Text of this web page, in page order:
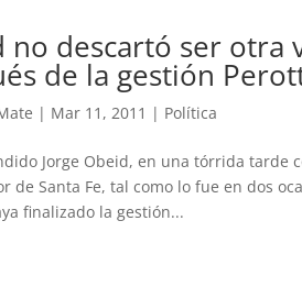
no descartó ser otra
de la gestión
| Mar 11, 2011 | Política
Jorge Obeid, en una tórrida tarde
de Santa Fe, tal como lo fue en dos
finalizado la gestión...